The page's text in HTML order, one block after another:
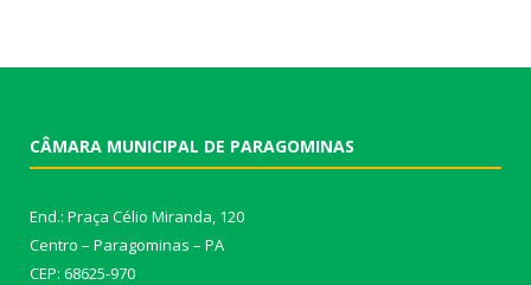
CÂMARA MUNICIPAL DE PARAGOMINAS
End.: Praça Célio Miranda, 120
Centro – Paragominas – PA
CEP: 68625-970